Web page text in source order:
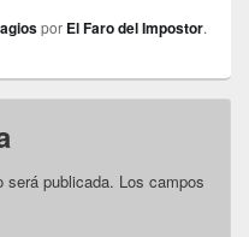
por El Faro del Impostor.
será publicada. Los campos